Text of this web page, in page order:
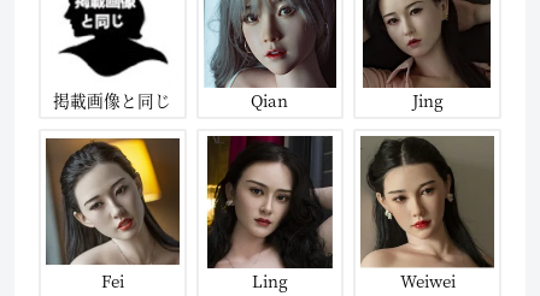
掲載画像と同じ Qian Jing
Fei Ling Weiwei